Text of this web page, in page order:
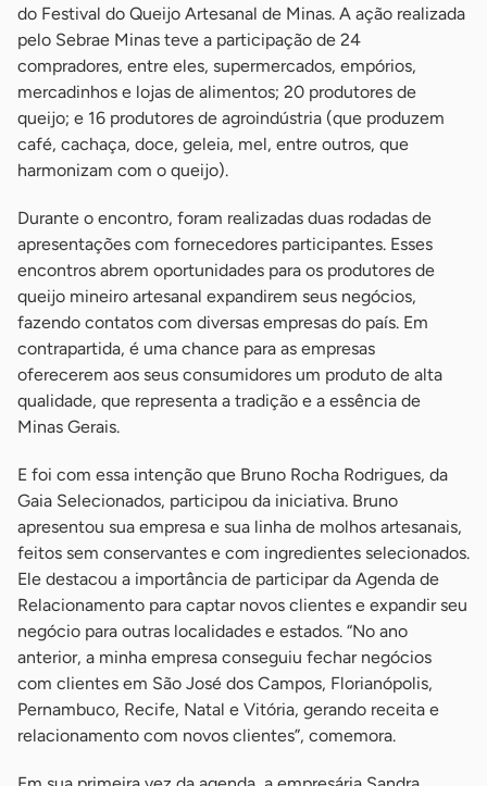
do Festival do Queijo Artesanal de Minas. A ação realizada
pelo Sebrae Minas teve a participação de 24
compradores, entre eles, supermercados, empórios,
mercadinhos e lojas de alimentos; 20 produtores de
queijo; e 16 produtores de agroindústria (que produzem
café, cachaça, doce, geleia, mel, entre outros, que
harmonizam com o queijo).
Durante o encontro, foram realizadas duas rodadas de
apresentações com fornecedores participantes. Esses
encontros abrem oportunidades para os produtores de
queijo mineiro artesanal expandirem seus negócios,
fazendo contatos com diversas empresas do país. Em
contrapartida, é uma chance para as empresas
oferecerem aos seus consumidores um produto de alta
qualidade, que representa a tradição e a essência de
Minas Gerais.
E foi com essa intenção que Bruno Rocha Rodrigues, da
Gaia Selecionados, participou da iniciativa. Bruno
apresentou sua empresa e sua linha de molhos artesanais,
feitos sem conservantes e com ingredientes selecionados.
Ele destacou a importância de participar da Agenda de
Relacionamento para captar novos clientes e expandir seu
negócio para outras localidades e estados. “No ano
anterior, a minha empresa conseguiu fechar negócios
com clientes em São José dos Campos, Florianópolis,
Pernambuco, Recife, Natal e Vitória, gerando receita e
relacionamento com novos clientes”, comemora.